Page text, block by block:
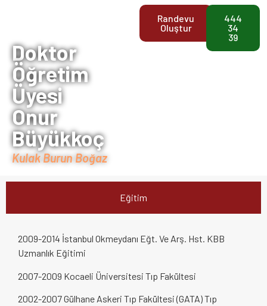
Doktor
Öğretim
Üyesi
Onur
Büyükkoç
Kulak Burun Boğaz
Randevu
Oluştur
444
34
39
Eğitim
2009-2014 İstanbul Okmeydanı Eğt. Ve Arş. Hst. KBB
Uzmanlık Eğitimi
2007-2009 Kocaeli Üniversitesi Tıp Fakültesi
2002-2007 Gülhane Askeri Tıp Fakültesi (GATA) Tıp